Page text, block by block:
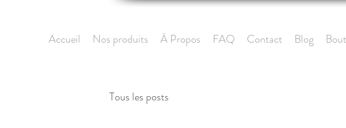
Accueil Nos produits À Propos FAQ Contact Blog
Tous les posts